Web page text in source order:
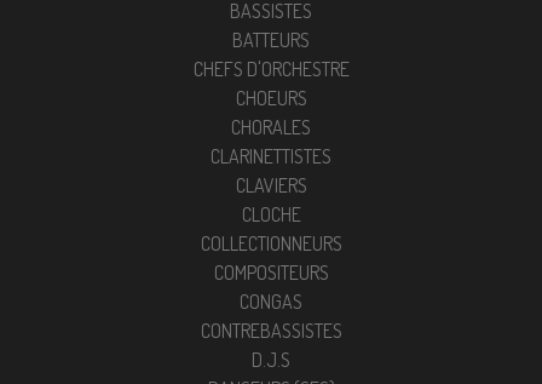
BASSISTES
BATTEURS
CHEFS D'ORCHESTRE
CHOEURS
CHORALES
CLARINETTISTES
CLAVIERS
CLOCHE
COLLECTIONNEURS
COMPOSITEURS
CONGAS
CONTREBASSISTES
D.J.S